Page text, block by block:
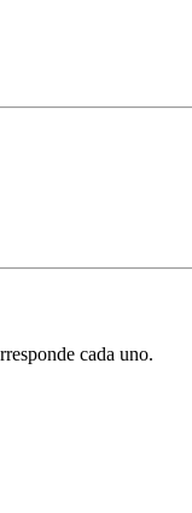
cada uno.